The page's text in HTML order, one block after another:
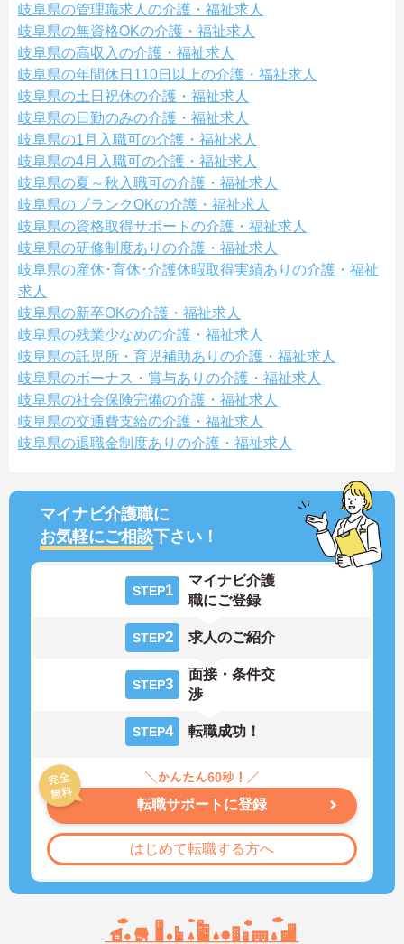
岐阜県の管理職求人の介護・福祉求人
岐阜県の無資格OKの介護・福祉求人
岐阜県の高収入の介護・福祉求人
岐阜県の年間休日110日以上の介護・福祉求人
岐阜県の土日祝休の介護・福祉求人
岐阜県の日勤のみの介護・福祉求人
岐阜県の1月入職可の介護・福祉求人
岐阜県の4月入職可の介護・福祉求人
岐阜県の夏～秋入職可の介護・福祉求人
岐阜県のブランクOKの介護・福祉求人
岐阜県の資格取得サポートの介護・福祉求人
岐阜県の研修制度ありの介護・福祉求人
岐阜県の産休･育休･介護休暇取得実績ありの介護・福祉
求人
岐阜県の新卒OKの介護・福祉求人
岐阜県の残業少なめの介護・福祉求人
岐阜県の託児所・育児補助ありの介護・福祉求人
岐阜県のボーナス・賞与ありの介護・福祉求人
岐阜県の社会保険完備の介護・福祉求人
岐阜県の交通費支給の介護・福祉求人
岐阜県の退職金制度ありの介護・福祉求人
マイナビ介護職に
お気軽にご相談下さい！
STEP1
マイナビ介護
職にご登録
STEP2 求人のご紹介
STEP3
面接・条件交
渉
STEP4 転職成功！
転職サポートに登録
はじめて転職する方へ